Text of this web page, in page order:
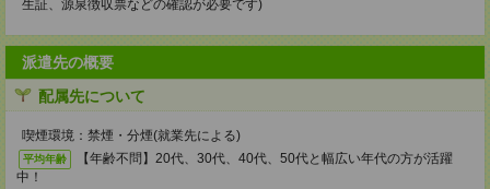
生証、源泉徴収票などの確認が必要です)
派遣先の概要
配属先について
喫煙環境：禁煙・分煙(就業先による)
平均年齢
【年齢不問】20代、30代、40代、50代と幅広い年代の方が活躍
中！